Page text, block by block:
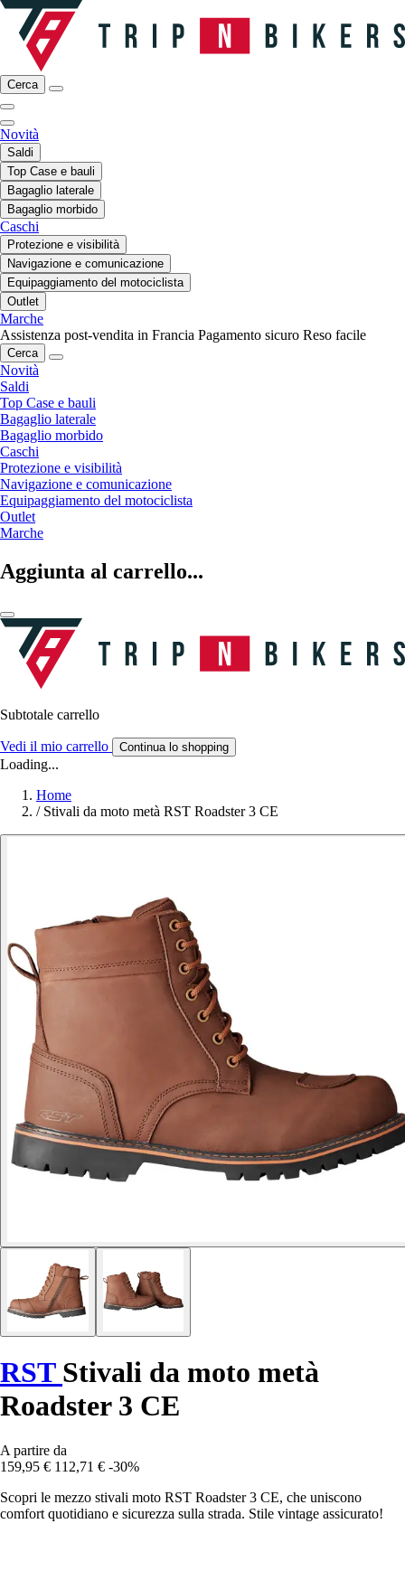
Cerca
Novità
Saldi
Top Case e bauli
Bagaglio laterale
Bagaglio morbido
Caschi
Protezione e visibilità
Navigazione e comunicazione
Equipaggiamento del motociclista
Outlet
Marche
Assistenza post-vendita in Francia Pagamento sicuro Reso facile
Cerca
Novità
Saldi
Top Case e bauli
Bagaglio laterale
Bagaglio morbido
Caschi
Protezione e visibilità
Navigazione e comunicazione
Equipaggiamento del motociclista
Outlet
Marche
Aggiunta al carrello...
Subtotale carrello
Vedi il mio carrello Continua lo shopping
Loading...
Home
/ Stivali da moto metà RST Roadster 3 CE
RST Stivali da moto metà
Roadster 3 CE
A partire da
159,95 € 112,71 € -30%
Scopri le mezzo stivali moto RST Roadster 3 CE, che uniscono
comfort quotidiano e sicurezza sulla strada. Stile vintage assicurato!